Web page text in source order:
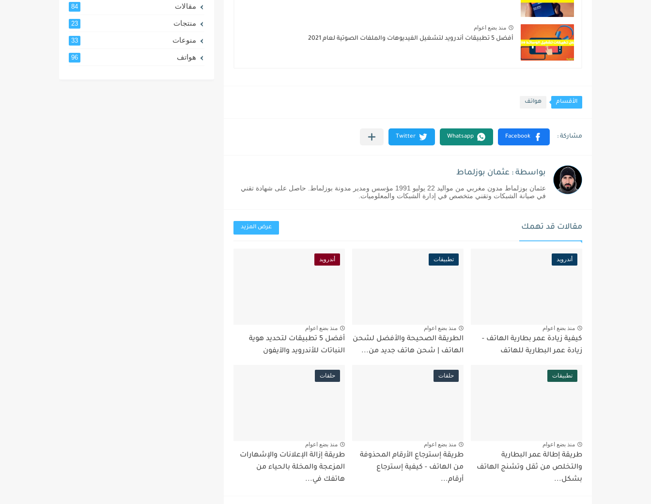
منذ بضع اعوام
أفضل 5 تطبيقات أندرويد لتشغيل الفيديوهات والملفات الصوتية لعام 2021
الأقسام هواتف
بواسطة : عثمان بوزلماط
عثمان بوزلماط مدون مغربي من مواليد 22 يوليو 1991 مؤسس ومدير مدونة بوزلماط. حاصل على شهادة تقني
في صيانة الشبكات وتقني متخصص في إدارة الشبكات والمعلوميات.
مقالات قد تهمك عرض المزيد
أندرويد
منذ بضع اعوام
كيفية زيادة عمر بطارية الهاتف -
زيادة عمر البطارية للهاتف
تطبيقات
منذ بضع اعوام
الطريقة الصحيحة والأفضل لشحن
الهاتف | شحن هاتف جديد من...
أندرويد
منذ بضع اعوام
أفضل 5 تطبيقات لتحديد هوية
النباتات للأندرويد والآيفون
تطبيقات
منذ بضع اعوام
طريقة إطالة عمر البطارية
والتخلص من ثقل وتشنج الهاتف
بشكل...
حلقات
منذ بضع اعوام
طريقة إسترجاع الأرقام المحذوفة
من الهاتف - كيفية إسترجاع
أرقام...
حلقات
منذ بضع اعوام
طريقة إزالة الإعلانات والإشهارات
المزعجة والمخلة بالحياء من
هاتفك في...
مقالات 84
منتجات 23
منوعات 33
هواتف 96